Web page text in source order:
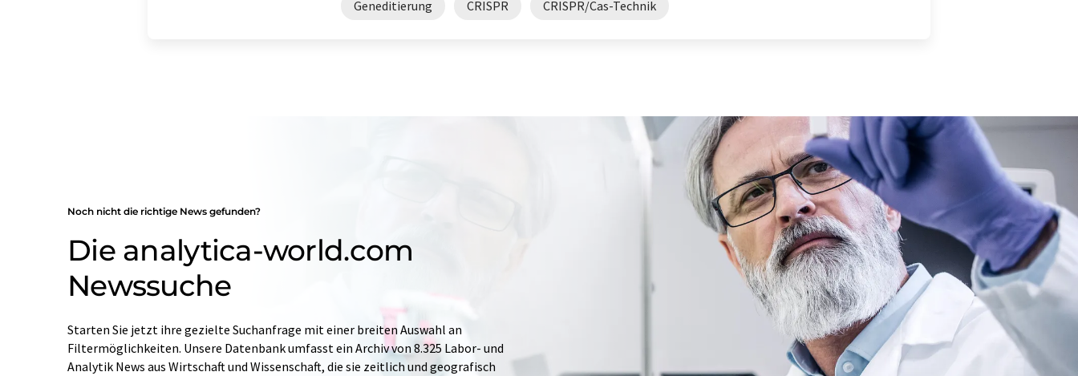
Geneditierung CRISPR CRISPR/Cas-Technik
Noch nicht die richtige News gefunden?
Die analytica-world.com
Newssuche
Starten Sie jetzt ihre gezielte Suchanfrage mit einer breiten Auswahl an
Filtermöglichkeiten. Unsere Datenbank umfasst ein Archiv von 8.325 Labor- und
Analytik News aus Wirtschaft und Wissenschaft, die sie zeitlich und geografisch